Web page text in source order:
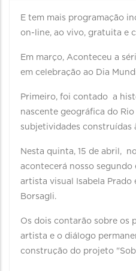
E tem mais programação
on-line, ao vivo, gratuita e
Em março, Aconteceu a
em celebração ao Dia
Primeiro, foi contado a
nascente geográfica do Rio
subjetividades construídas
Nesta quinta, 15 de abril,
acontecerá nosso
artista visual Isabela Prado
Borsagli.
Os dois contarão sobre os
artista e o diálogo
construção do projeto